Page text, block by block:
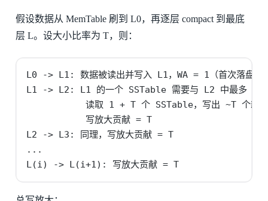
假设数据从 MemTable 刷到 L0，再逐层 compact 到最底
层 L。设大小比率为 T，则：
L0 -> L1: 数据被读出并写入 L1，WA = 1（首次落盘不
L1 -> L2: L1 的一个 SSTable 需要与 L2 中最多 T
读取 1 + T 个 SSTable，写出 ~T 个新
           写放大贡献 = T
L2 -> L3: 同理，写放大贡献 = T
...
L(i) -> L(i+1): 写放大贡献 = T